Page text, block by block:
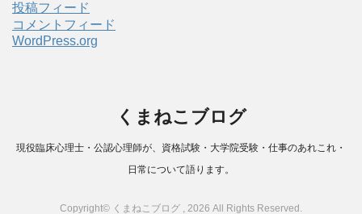
投稿フィード
コメントフィード
WordPress.org
くまねこブログ
現役臨床心理士・公認心理師が、資格試験・大学院受験・仕事のあれこれ・
日常について語ります。
Copyright© くまねこブログ , 2026 All Rights Reserved.